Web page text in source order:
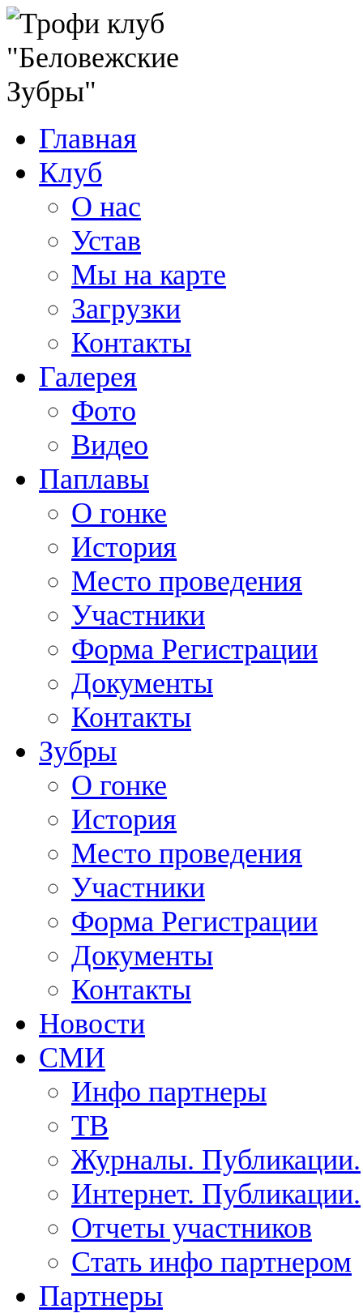
Главная
Клуб
О нас
Устав
Мы на карте
Загрузки
Контакты
Галерея
Фото
Видео
Паплавы
О гонке
История
Место проведения
Участники
Форма Регистрации
Документы
Контакты
Зубры
О гонке
История
Место проведения
Участники
Форма Регистрации
Документы
Контакты
Новости
СМИ
Инфо партнеры
ТВ
Журналы. Публикации.
Интернет. Публикации.
Отчеты участников
Стать инфо партнером
Партнеры